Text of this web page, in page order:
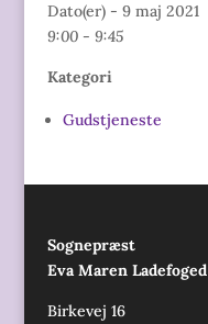
Dato(er) - 9 maj 2021
9:00 - 9:45
Kategori
Gudstjeneste
Sognepræst
Eva Maren Ladefoged
Birkevej 16